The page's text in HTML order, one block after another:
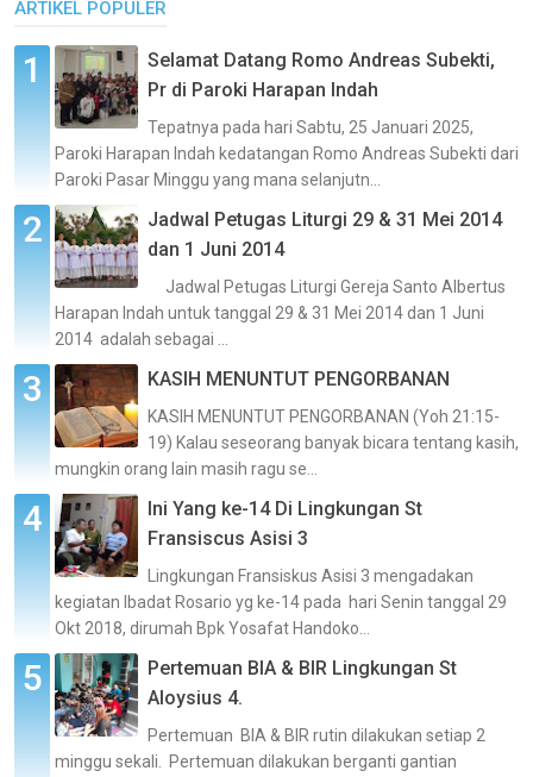
ARTIKEL POPULER
Selamat Datang Romo Andreas Subekti,
Pr di Paroki Harapan Indah
Tepatnya pada hari Sabtu, 25 Januari 2025,
Paroki Harapan Indah kedatangan Romo Andreas Subekti dari
Paroki Pasar Minggu yang mana selanjutn...
Jadwal Petugas Liturgi 29 & 31 Mei 2014
dan 1 Juni 2014
Jadwal Petugas Liturgi Gereja Santo Albertus
Harapan Indah untuk tanggal 29 & 31 Mei 2014 dan 1 Juni
2014 adalah sebagai ...
KASIH MENUNTUT PENGORBANAN
KASIH MENUNTUT PENGORBANAN (Yoh 21:15-
19) Kalau seseorang banyak bicara tentang kasih,
mungkin orang lain masih ragu se...
Ini Yang ke-14 Di Lingkungan St
Fransiscus Asisi 3
Lingkungan Fransiskus Asisi 3 mengadakan
kegiatan Ibadat Rosario yg ke-14 pada hari Senin tanggal 29
Okt 2018, dirumah Bpk Yosafat Handoko...
Pertemuan BIA & BIR Lingkungan St
Aloysius 4.
Pertemuan BIA & BIR rutin dilakukan setiap 2
minggu sekali. Pertemuan dilakukan berganti gantian